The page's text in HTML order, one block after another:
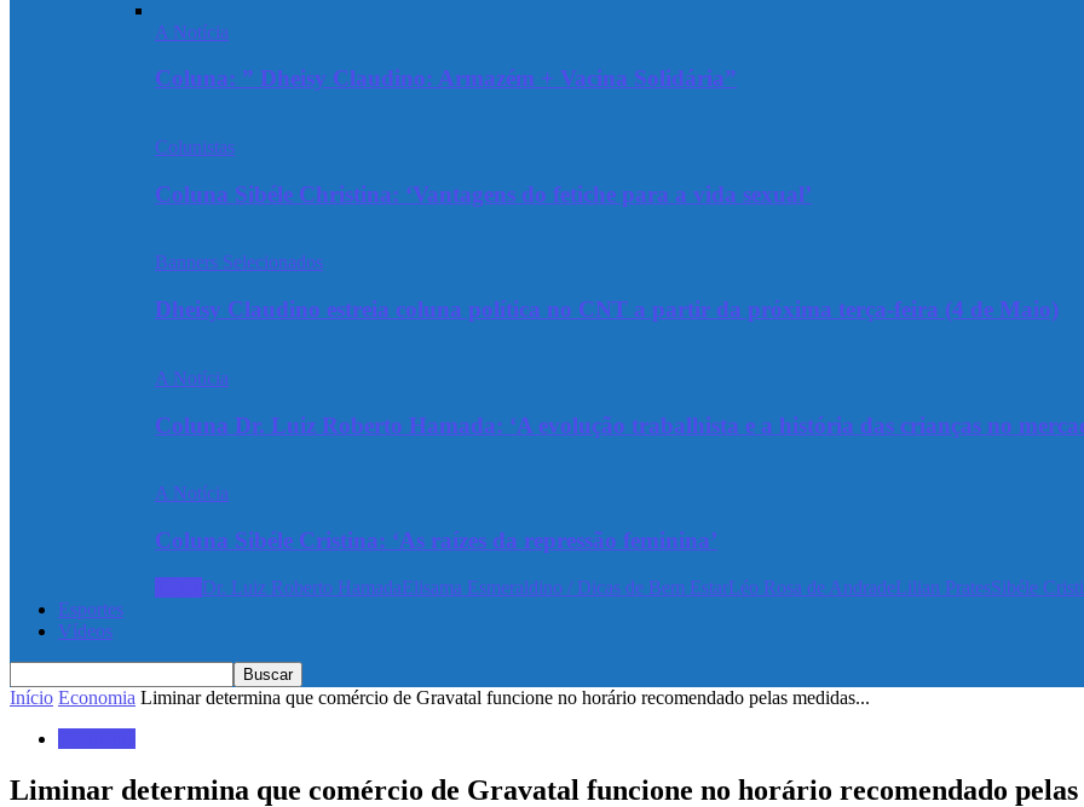
A Notícia
Coluna: ” Dheisy Claudino: Armazém + Vacina Solidária”
Colunistas
Coluna Sibéle Christina: ‘Vantagens do fetiche para a vida sexual’
Banners Selecionados
Dheisy Claudino estreia coluna política no CNT a partir da próxima terça-feira (4 de Maio)
A Notícia
Coluna Dr. Luiz Roberto Hamada: ‘A evolução trabalhista e a história das crianças no
A Notícia
Coluna Sibéle Cristina: ‘As raízes da repressão feminina’
Dr. Luiz Roberto HamadaElisama Esmeraldino / Dicas de Bem EstarLéo Rosa de AndradeLilian PratesSibéle
Esportes
Vídeos
Início Economia Liminar determina que comércio de Gravatal funcione no horário recomendado pelas medidas...
Liminar determina que comércio de Gravatal funcione no horário recomendado